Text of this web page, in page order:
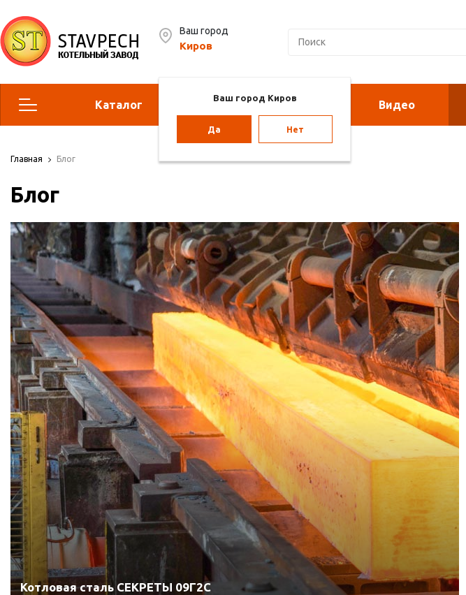
Ваш город
Киров
Ваш город Киров
Да Нет
Каталог
Отопительные котлы Горелки
Volcano и Sonniger
Отопление для теплиц
Парковочные столбики и
барьеры
Сервис Видео
Главная Блог
Блог
Котловая сталь СЕКРЕТЫ 09Г2С